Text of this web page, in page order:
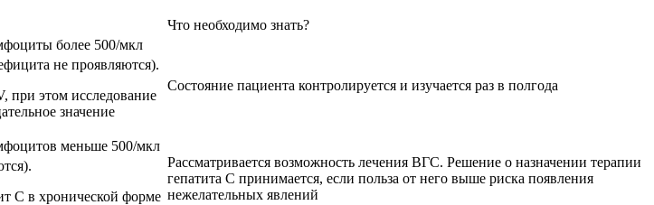
Что необходимо знать?
более 500/мкл
не проявляются).
этом исследование
значение
Состояние пациента контролируется и изучается раз в полгода
меньше 500/мкл
С в хронической форме
Рассматривается возможность лечения ВГС. Решение о назначении терапии
гепатита С принимается, если польза от него выше риска появления
нежелательных явлений